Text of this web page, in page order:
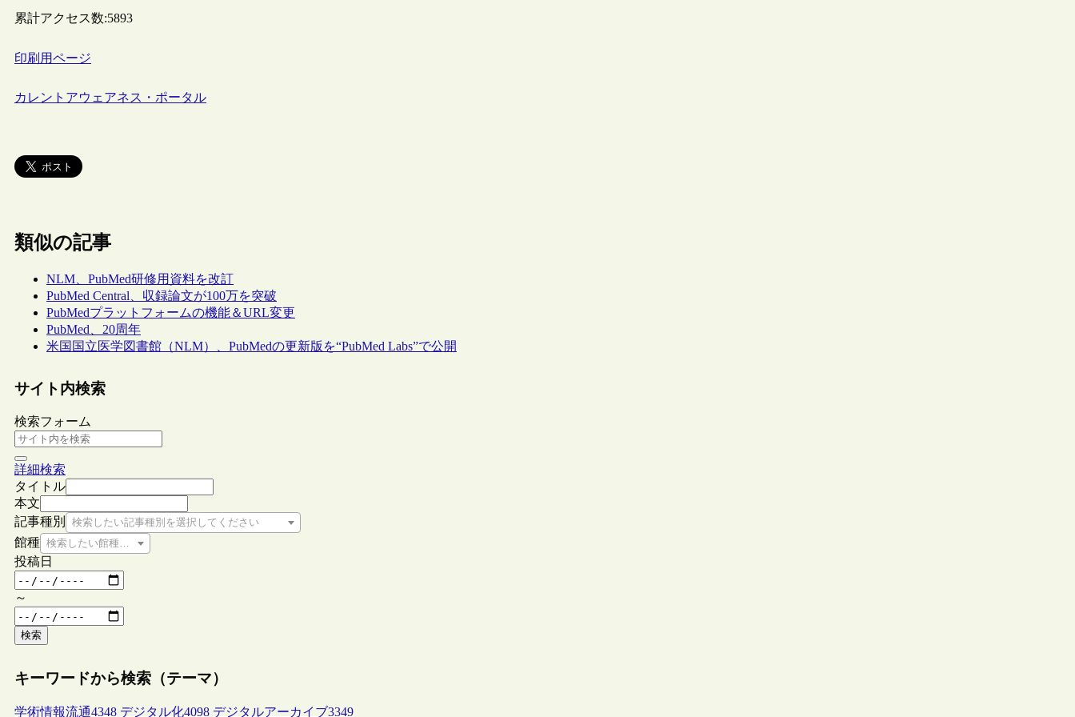
累計アクセス数:5893
印刷用ページ
カレントアウェアネス・ポータル
類似の記事
NLM、PubMed研修用資料を改訂
PubMed Central、収録論文が100万を突破
PubMedプラットフォームの機能＆URL変更
PubMed、20周年
米国国立医学図書館（NLM）、PubMedの更新版を“PubMed Labs”で公開
サイト内検索
検索フォーム
詳細検索
タイトル
本文
記事種別
検索したい記事種別を選択してください
館種 検索したい館種を選択してください
投稿日
～
検索
キーワードから検索（テーマ）
学術情報流通4348 デジタル化4098 デジタルアーカイブ3349